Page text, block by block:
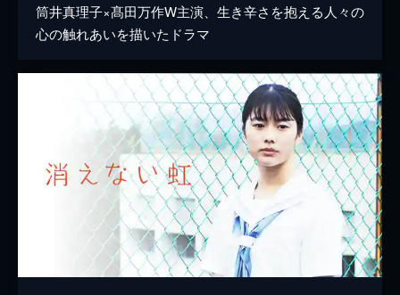
筒井真理子×髙田万作W主演、生き辛さを抱える人々の
心の触れあいを描いたドラマ